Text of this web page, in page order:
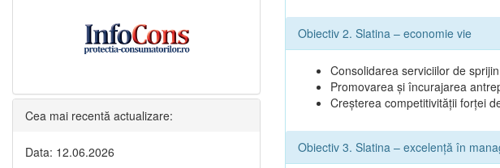
Obiectiv 2. Slatina – economie vie
Consolidarea serviciilor de
Promovarea şi încurajarea
Creşterea competitivităţii forţei
Obiectiv 3. Slatina – excelenţă în
Cea mai recentă actualizare:
Data: 12.06.2026